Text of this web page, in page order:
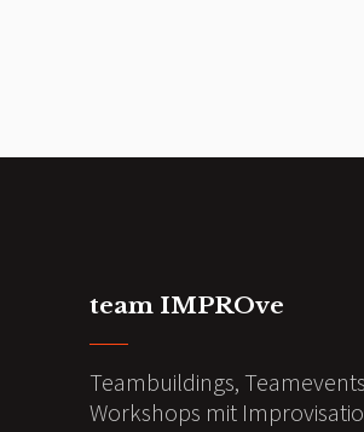
team IMPROve
Teambuildings,
Workshops mit